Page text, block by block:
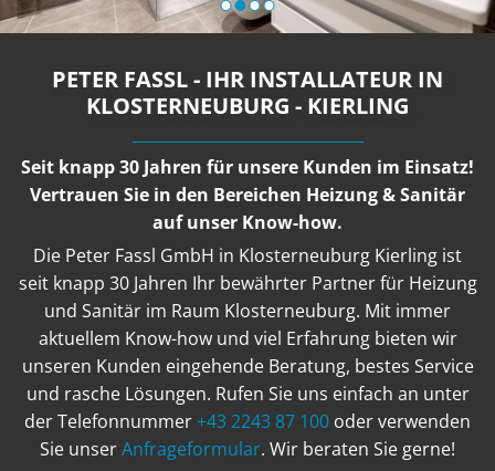
PETER FASSL - IHR INSTALLATEUR IN
KLOSTERNEUBURG - KIERLING
Seit knapp 30 Jahren für unsere Kunden im Einsatz!
Vertrauen Sie in den Bereichen Heizung & Sanitär
auf unser Know-how.
Die Peter Fassl GmbH in Klosterneuburg Kierling ist
seit knapp 30 Jahren Ihr bewährter Partner für Heizung
und Sanitär im Raum Klosterneuburg. Mit immer
aktuellem Know-how und viel Erfahrung bieten wir
unseren Kunden eingehende Beratung, bestes Service
und rasche Lösungen. Rufen Sie uns einfach an unter
der Telefonnummer+43 2243 87 100 oder verwenden
Sie unserAnfrageformular. Wir beraten Sie gerne!